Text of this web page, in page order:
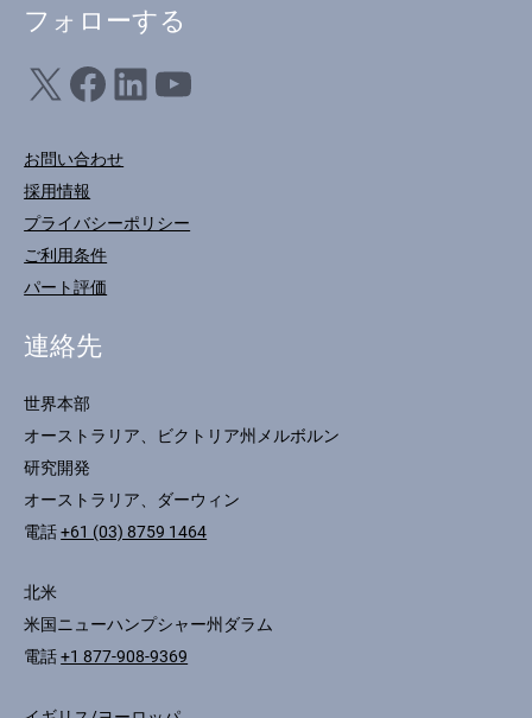
フォローする
X フェイスブックLinkedIn ユーチューブ
お問い合わせ
採用情報
プライバシーポリシー
ご利用条件
パート評価
連絡先
世界本部
オーストラリア、ビクトリア州メルボルン
研究開発
オーストラリア、ダーウィン
電話+61 (03) 8759 1464
北米
米国ニューハンプシャー州ダラム
電話+1 877-908-9369